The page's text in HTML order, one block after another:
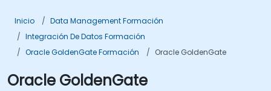
Inicio
Data Management Formación
Integración De Datos Formación
Oracle GoldenGate Formación
Oracle GoldenGate
Oracle GoldenGate